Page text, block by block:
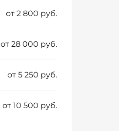
от 2 800 руб.
от 28 000 руб.
от 5 250 руб.
от 10 500 руб.